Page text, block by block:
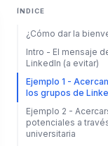
ÍNDICE
¿Cómo dar la
Intro - El mensaje
LinkedIn (a evitar)
Ejemplo 1 -
los grupos de
Ejemplo 2 -
potenciales a
universitaria